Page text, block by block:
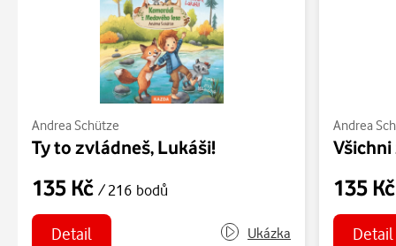
Andrea Schütze
Ty to zvládneš, Lukáši!
135 Kč / 216 bodů
Detail Ukázka
Andrea
135
Detail